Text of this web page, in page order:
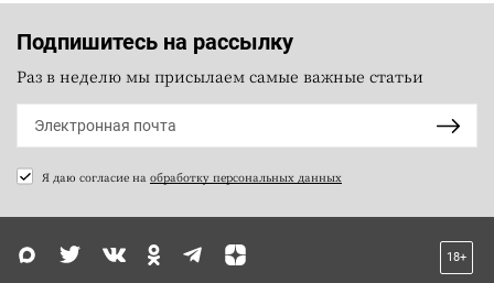
Подпишитесь на рассылку
Раз в неделю мы присылаем самые важные статьи
Я даю согласие на обработку персональных данных
18+